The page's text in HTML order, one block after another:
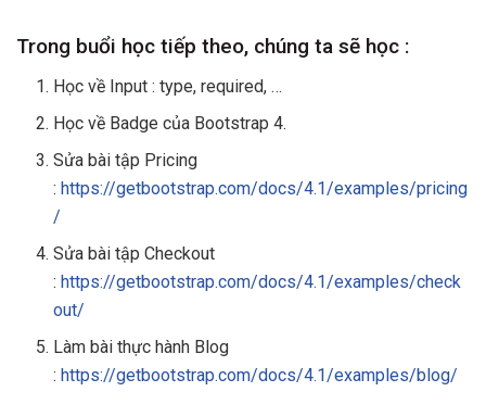
Trong buổi học tiếp theo, chúng ta sẽ học :
Học về Input : type, required, …
Học về Badge của Bootstrap 4.
Sửa bài tập Pricing
:https://getbootstrap.com/docs/4.1/examples/pricing
/
Sửa bài tập Checkout
:https://getbootstrap.com/docs/4.1/examples/check
out/
Làm bài thực hành Blog
:https://getbootstrap.com/docs/4.1/examples/blog/